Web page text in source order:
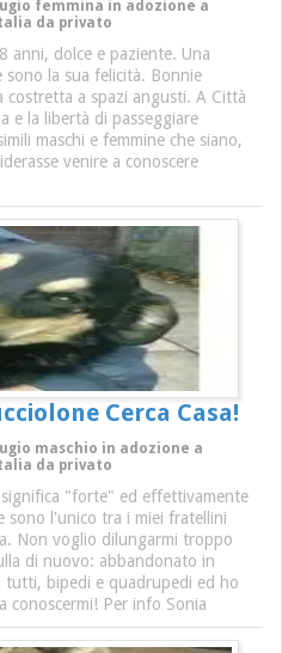
femmina in adozione a
da privato
anni, dolce e paziente. Una
sono la sua felicità. Bonnie
costretta a spazi angusti. A Città
e la libertà di passeggiare
maschi e femmine che siano,
venire a conoscere
Cerca Casa!
maschio in adozione a
da privato
"forte" ed effettivamente
sono l'unico tra i miei fratellini
Non voglio dilungarmi troppo
di nuovo: abbandonato in
tutti, bipedi e quadrupedi ed ho
conoscermi! Per info Sonia